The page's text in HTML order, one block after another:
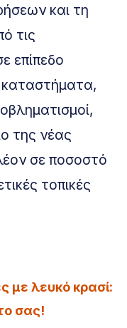
και τη
τις
επίπεδο
καταστήματα,
της νέας
σε ποσοστό
τοπικές
με λευκό κρασί:
σας!